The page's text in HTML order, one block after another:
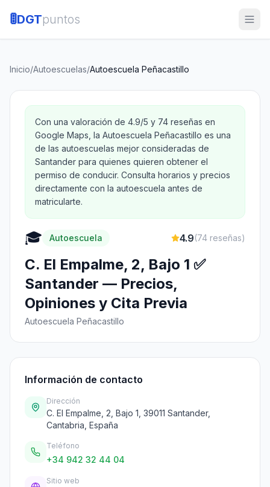
🚦DGTpuntos
Inicio/Autoescuelas/Autoescuela Peñacastillo
Con una valoración de 4.9/5 y 74 reseñas en
Google Maps, la Autoescuela Peñacastillo es una
de las autoescuelas mejor consideradas de
Santander para quienes quieren obtener el
permiso de conducir. Consulta horarios y precios
directamente con la autoescuela antes de
matricularte.
🎓 Autoescuela 4.9(74 reseñas)
C. El Empalme, 2, Bajo 1 ✅
Santander — Precios,
Opiniones y Cita Previa
Autoescuela Peñacastillo
Información de contacto
Dirección
C. El Empalme, 2, Bajo 1, 39011 Santander,
Cantabria, España
Teléfono
+34 942 32 44 04
Sitio web